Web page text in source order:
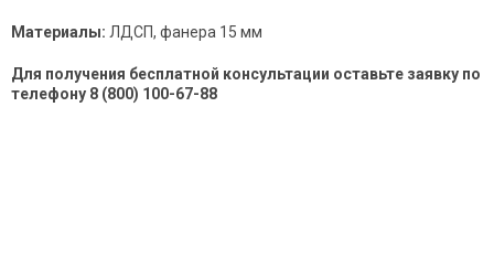
Материалы: ЛДСП, фанера 15 мм
Для получения бесплатной консультации оставьте заявку по
телефону 8 (800) 100-67-88